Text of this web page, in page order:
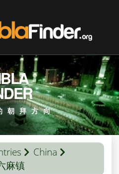
朝拜方向
China
麻镇